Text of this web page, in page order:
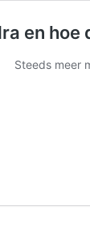
en hoe
Steeds meer